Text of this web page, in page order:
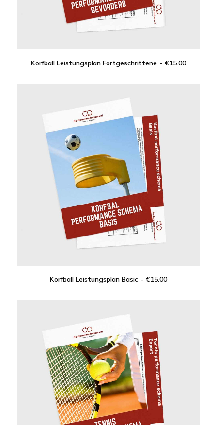
IN DEN WARENKORB
Korfball Leistungsplan Fortgeschrittene €15.00
IN DEN WARENKORB
Korfball Leistungsplan Basic €15.00